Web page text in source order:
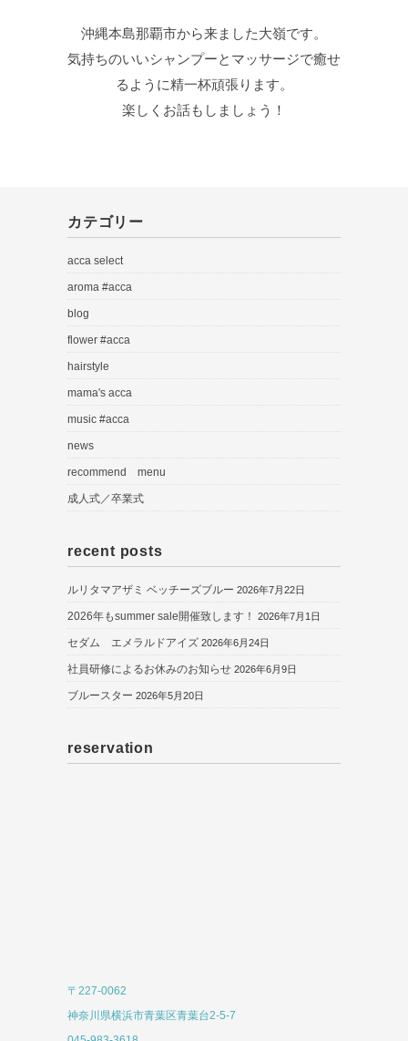
沖縄本島那覇市から来ました大嶺です。
気持ちのいいシャンプーとマッサージで癒せ
るように精一杯頑張ります。
楽しくお話もしましょう！
カテゴリー
acca select
aroma #acca
blog
flower #acca
hairstyle
mama's acca
music #acca
news
recommend menu
成人式／卒業式
recent posts
ルリタマアザミ ベッチーズブルー 2026年7月22日
2026年もsummer sale開催致します！ 2026年7月1日
セダム エメラルドアイズ 2026年6月24日
社員研修によるお休みのお知らせ 2026年6月9日
ブルースター 2026年5月20日
reservation
〒227-0062
神奈川県横浜市青葉区青葉台2-5-7